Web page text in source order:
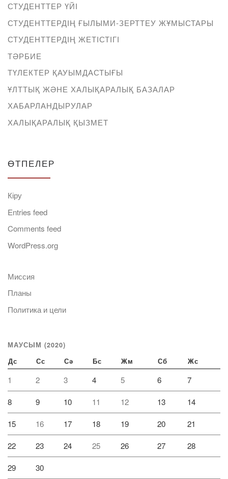
СТУДЕНТТЕР ҮЙІ
СТУДЕНТТЕРДІҢ ҒЫЛЫМИ-ЗЕРТТЕУ ЖҰМЫСТАРЫ
СТУДЕНТТЕРДІҢ ЖЕТІСТІГІ
ТӘРБИЕ
ТҮЛЕКТЕР ҚАУЫМДАСТЫҒЫ
ҰЛТТЫҚ ЖӘНЕ ХАЛЫҚАРАЛЫҚ БАЗАЛАР
ХАБАРЛАНДЫРУЛАР
ХАЛЫҚАРАЛЫҚ ҚЫЗМЕТ
ӨТПЕЛЕР
Кіру
Entries feed
Comments feed
WordPress.org
Миссия
Планы
Политика и цели
МАУСЫМ (2020)
Дс Сс Сә Бс Жм Сб Жс
1 2 3 4 5 6 7
8 9 10 11 12 13 14
15 16 17 18 19 20 21
22 23 24 25 26 27 28
29
30